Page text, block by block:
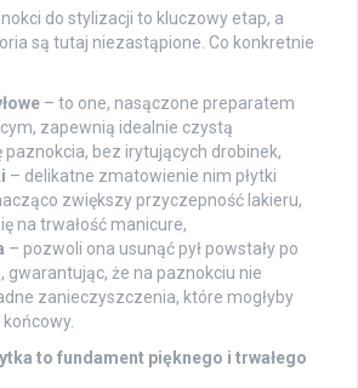
do stylizacji to kluczowy etap, a
są tutaj niezastąpione. Co konkretnie
– to one, nasączone preparatem
zapewnią idealnie czystą
paznokcia, bez irytujących drobinek,
– delikatne zmatowienie nim płytki
zwiększy przyczepność lakieru,
na trwałość manicure,
– pozwoli ona usunąć pył powstały po
gwarantując, że na paznokciu nie
zanieczyszczenia, które mogłyby
to fundament pięknego i trwałego